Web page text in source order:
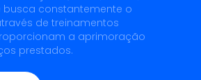
busca constantemente o
de treinamentos
a aprimoração
prestados.